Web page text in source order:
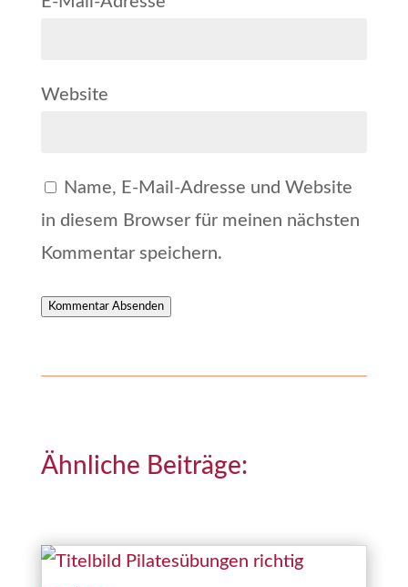
Website
Name, E-Mail-Adresse und Website
in diesem Browser für meinen nächsten
Kommentar speichern.
Kommentar Absenden
Ähnliche Beiträge: